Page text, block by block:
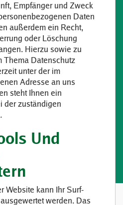
Empfänger und Zweck
Daten
außerdem ein Recht,
oder Löschung
Hierzu sowie zu
Thema Datenschutz
unter der im
Adresse an uns
steht Ihnen ein
der zuständigen
Und
Website kann Ihr Surf-
werden. Das